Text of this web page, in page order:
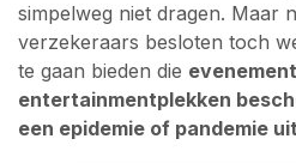
simpelweg niet dragen. Maar
verzekeraars besloten toch
te gaan bieden die
entertainmentplekken
een epidemie of pandemie